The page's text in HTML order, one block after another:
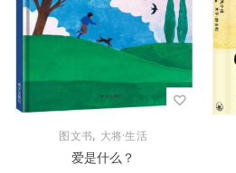
图文书, 大将·生活
爱是什么？